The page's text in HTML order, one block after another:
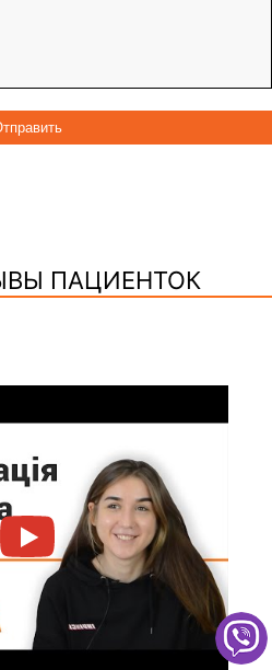
ПАЦИЕНТОК
- ОТЗЫВ
"ДОБРЫЙ ПРОГНОЗ"